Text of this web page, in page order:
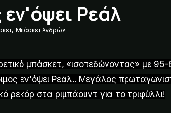
Ρεάλ
, Μπάσκετ Ανδρών
μπάσκετ, «ισοπεδώνοντας» με
εν'όψει Ρεάλ.. Μεγάλος
ρεκόρ στα ριμπάουντ για το τριφύλλι!